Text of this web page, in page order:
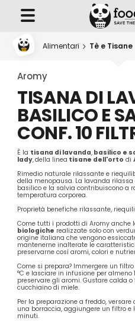
Alimentari Tè e Tisane
Aromy
TISANA DI
BASILICO E
CONF. 10
È la tisana di lavanda, basilico e
lady,della linea tisane dell'orto di
Rimedio naturale rilassante e
della menopausa. La lavanda
basilico e la salvia contribuiscono a
temperatura corporea.
Proprietà benefiche rilassante,
Come tutti i prodotti di Aromy anche
biologiche realizzate solo con
origine italiana che vengono
mantenerne inalterate le
preservarne così aromi, colori e
Come si prepara? Immergere un
°C e lasciare in infusione per
preservare gli aromi. Gustare calda
cucchiaino di miele.
Per la preparazione a freddo,
una borraccia, aggiungere un filtro
minuti.